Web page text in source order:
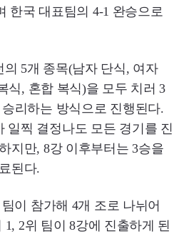
한국 대표팀의 4-1 완승으로
5개 종목(남자 단식, 여자
식, 혼합 복식)을 모두 치러 3
리하는 방식으로 진행된다.
일찍 결정나도 모든 경기를 진
지만, 8강 이후부터는 3승을
된다.
이 참가해 4개 조로 나뉘어
2위 팀이 8강에 진출하게 된